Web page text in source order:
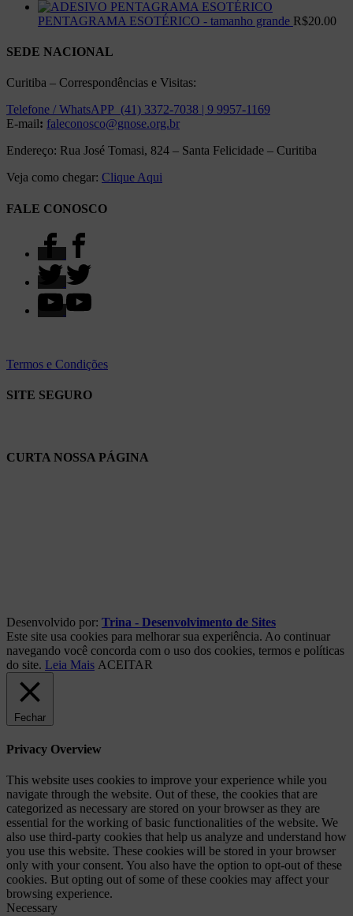
PENTAGRAMA ESOTÉRICO - tamanho grande R$20.00
SEDE NACIONAL
Curitiba – Correspondências e Visitas:
Telefone / WhatsAPP (41) 3372-7038 | 9 9957-1169
E-mail: faleconosco@gnose.org.br
Endereço: Rua José Tomasi, 824 – Santa Felicidade – Curitiba
Veja como chegar: Clique Aqui
FALE CONOSCO
Termos e Condições
SITE SEGURO
CURTA NOSSA PÁGINA
Desenvolvido por: Trina - Desenvolvimento de Sites
Este site usa cookies para melhorar sua experiência. Ao continuar
navegando você concorda com o uso dos cookies, termos e políticas
do site. Leia Mais ACEITAR
Fechar
Privacy Overview
This website uses cookies to improve your experience while you
navigate through the website. Out of these, the cookies that are
categorized as necessary are stored on your browser as they are
essential for the working of basic functionalities of the website. We
also use third-party cookies that help us analyze and understand how
you use this website. These cookies will be stored in your browser
only with your consent. You also have the option to opt-out of these
cookies. But opting out of some of these cookies may affect your
browsing experience.
Necessary